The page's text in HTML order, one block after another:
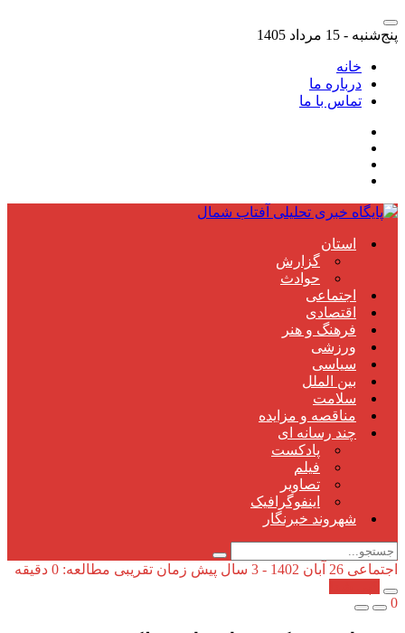
پنج‌شنبه - 15 مرداد 1405
خانه
درباره ما
تماس با ما
استان
گزارش
حوادث
اجتماعی
اقتصادی
فرهنگ و هنر
ورزشی
سیاسی
بین الملل
سلامت
مناقصه و مزایده
چند رسانه ای
پادکست
فیلم
تصاویر
اینفوگرافیک
شهروند خبرنگار
اجتماعی 26 آبان 1402 - 3 سال پیش
زمان تقریبی مطالعه: 0 دقیقه
0